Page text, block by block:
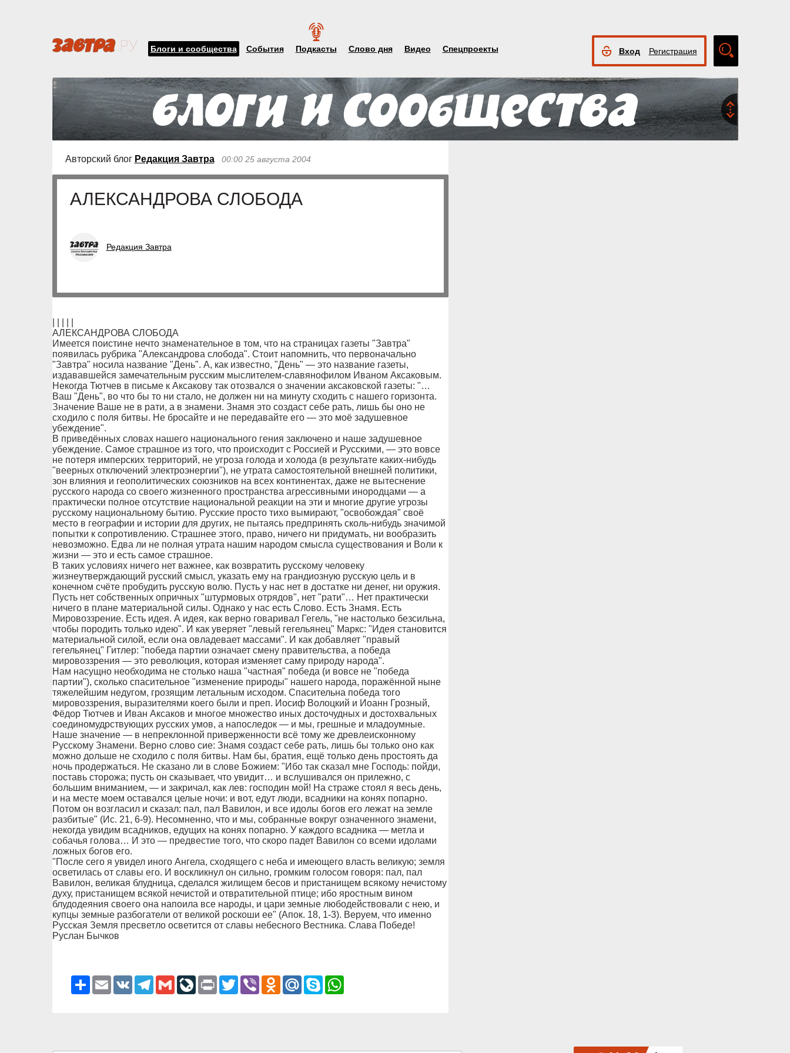
Блоги и сообщества События Подкасты Слово дня Видео Спецпроекты Вход Регистрация
поиск
Авторский блог Редакция Завтра 00:00 25 августа 2004
АЛЕКСАНДРОВА СЛОБОДА
Редакция Завтра
АЛЕКСАНДРОВА СЛОБОДА
Имеется поистине нечто знаменательное в том, что на страницах газеты "Завтра"
появилась рубрика "Александрова слобода". Стоит напомнить, что первоначально
"Завтра" носила название "День". А, как известно, "День" — это название газеты,
издававшейся замечательным русским мыслителем-славянофилом Иваном Аксаковым.
Некогда Тютчев в письме к Аксакову так отозвался о значении аксаковской газеты: "…
Ваш "День", во что бы то ни стало, не должен ни на минуту сходить с нашего горизонта.
Значение Ваше не в рати, а в знамени. Знамя это создаст себе рать, лишь бы оно не
сходило с поля битвы. Не бросайте и не передавайте его — это моё задушевное
убеждение".
В приведённых словах нашего национального гения заключено и наше задушевное
убеждение. Самое страшное из того, что происходит с Россией и Русскими, — это вовсе
не потеря имперских территорий, не угроза голода и холода (в результате каких-нибудь
"веерных отключений электроэнергии"), не утрата самостоятельной внешней политики,
зон влияния и геополитических союзников на всех континентах, даже не вытеснение
русского народа со своего жизненного пространства агрессивными инородцами — а
практически полное отсутствие национальной реакции на эти и многие другие угрозы
русскому национальному бытию. Русские просто тихо вымирают, "освобождая" своё
место в географии и истории для других, не пытаясь предпринять сколь-нибудь значимой
попытки к сопротивлению. Страшнее этого, право, ничего ни придумать, ни вообразить
невозможно. Едва ли не полная утрата нашим народом смысла существования и Воли к
жизни — это и есть самое страшное.
В таких условиях ничего нет важнее, как возвратить русскому человеку
жизнеутверждающий русский смысл, указать ему на грандиозную русскую цель и в
конечном счёте пробудить русскую волю. Пусть у нас нет в достатке ни денег, ни оружия.
Пусть нет собственных опричных "штурмовых отрядов", нет "рати"… Нет практически
ничего в плане материальной силы. Однако у нас есть Слово. Есть Знамя. Есть
Мировоззрение. Есть идея. А идея, как верно говаривал Гегель, "не настолько безсильна,
чтобы породить только идею". И как уверяет "левый гегельянец" Маркс: "Идея становится
материальной силой, если она овладевает массами". И как добавляет "правый
гегельянец" Гитлер: "победа партии означает смену правительства, а победа
мировоззрения — это революция, которая изменяет саму природу народа".
Нам насущно необходима не столько наша "частная" победа (и вовсе не "победа
партии"), сколько спасительное "изменение природы" нашего народа, поражённой ныне
тяжелейшим недугом, грозящим летальным исходом. Спасительна победа того
мировоззрения, выразителями коего были и преп. Иосиф Волоцкий и Иоанн Грозный,
Фёдор Тютчев и Иван Аксаков и многое множество иных досточудных и достохвальных
соединомудрствующих русских умов, а напоследок — и мы, грешные и младоумные.
Наше значение — в непреклонной приверженности всё тому же древлеисконному
Русскому Знамени. Верно слово сие: Знамя создаст себе рать, лишь бы только оно как
можно дольше не сходило с поля битвы. Нам бы, братия, ещё только день простоять да
ночь продержаться. Не сказано ли в слове Божием: "Ибо так сказал мне Господь: пойди,
поставь сторожа; пусть он сказывает, что увидит… и вслушивался он прилежно, с
большим вниманием, — и закричал, как лев: господин мой! На страже стоял я весь день,
и на месте моем оставался целые ночи: и вот, едут люди, всадники на конях попарно.
Потом он возгласил и сказал: пал, пал Вавилон, и все идолы богов его лежат на земле
разбитые" (Ис. 21, 6-9). Несомненно, что и мы, собранные вокруг означенного знамени,
некогда увидим всадников, едущих на конях попарно. У каждого всадника — метла и
собачья голова… И это — предвестие того, что скоро падет Вавилон со всеми идолами
ложных богов его.
"После сего я увидел иного Ангела, сходящего с неба и имеющего власть великую; земля
осветилась от славы его. И воскликнул он сильно, громким голосом говоря: пал, пал
Вавилон, великая блудница, сделался жилищем бесов и пристанищем всякому нечистому
духу, пристанищем всякой нечистой и отвратительной птице; ибо яростным вином
блудодеяния своего она напоила все народы, и цари земные любодействовали с нею, и
купцы земные разбогатели от великой роскоши ее" (Апок. 18, 1-3). Веруем, что именно
Русская Земля пресветло осветится от славы небесного Вестника. Слава Победе!
Руслан Бычков
РесурсEmail VK Telegram
GmailLiveJournal
Print TwitterViber Odnoklassniki
Mail.RuSkypeWhatsApp